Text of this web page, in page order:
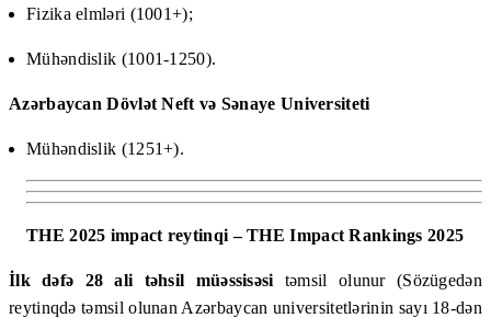
Fizika elmləri (1001+);
Mühəndislik (1001-1250).
Azərbaycan Dövlət Neft və Sənaye Universiteti
Mühəndislik (1251+).
THE 2025 impact reytinqi – THE Impact Rankings 2025
İlk dəfə 28 ali təhsil müəssisəsi təmsil olunur (Sözügedən
reytinqdə təmsil olunan Azərbaycan universitetlərinin sayı 18-dən